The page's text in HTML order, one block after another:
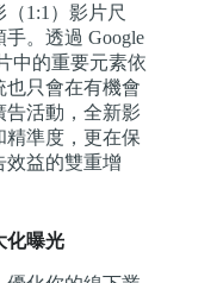
1:1）影片尺
。透過 Google
中的重要元素依
也只會在有機會
告活動，全新影
精準度，更在保
效益的雙重增
化曝光